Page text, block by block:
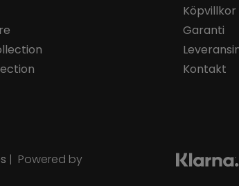
Köpvillkor
Garanti
Kontakt
| Powered by